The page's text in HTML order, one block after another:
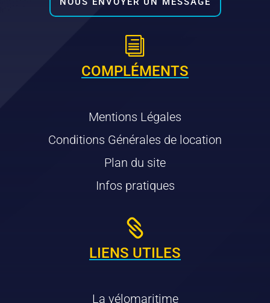
i
COMPLÉMENTS
Mentions Légales
Conditions Générales de location
Plan du site
Infos pratiques

LIENS UTILES
La vélomaritime